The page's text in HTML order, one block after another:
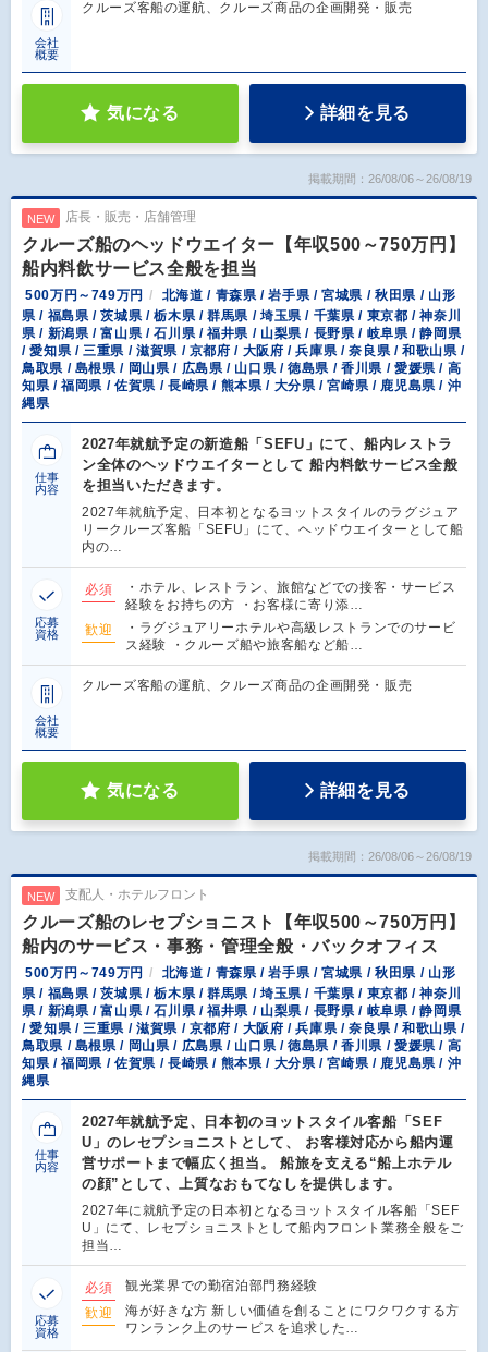
会社
概要
クルーズ客船の運航、クルーズ商品の企画開発・販売
気になる 詳細を見る
掲載期間：26/08/06～26/08/19
NEW 店長・販売・店舗管理
クルーズ船のヘッドウエイター【年収500～750万円】
船内料飲サービス全般を担当
500万円～749万円
北海道 / 青森県 / 岩手県 / 宮城県 / 秋田県 / 山形
県 / 福島県 / 茨城県 / 栃木県 / 群馬県 / 埼玉県 / 千葉県 / 東京都 / 神奈川
県 / 新潟県 / 富山県 / 石川県 / 福井県 / 山梨県 / 長野県 / 岐阜県 / 静岡県
/ 愛知県 / 三重県 / 滋賀県 / 京都府 / 大阪府 / 兵庫県 / 奈良県 / 和歌山県 /
鳥取県 / 島根県 / 岡山県 / 広島県 / 山口県 / 徳島県 / 香川県 / 愛媛県 / 高
知県 / 福岡県 / 佐賀県 / 長崎県 / 熊本県 / 大分県 / 宮崎県 / 鹿児島県 / 沖
縄県
仕事
内容
2027年就航予定の新造船「SEFU」にて、船内レストラ
ン全体のヘッドウエイターとして 船内料飲サービス全般
を担当いただきます。
2027年就航予定、日本初となるヨットスタイルのラグジュア
リークルーズ客船「SEFU」にて、ヘッドウエイターとして船
内の…
応募
資格
必須
・ホテル、レストラン、旅館などでの接客・サービス
経験をお持ちの方 ・お客様に寄り添…
歓迎
・ラグジュアリーホテルや高級レストランでのサービ
ス経験 ・クルーズ船や旅客船など船…
会社
概要
クルーズ客船の運航、クルーズ商品の企画開発・販売
気になる 詳細を見る
掲載期間：26/08/06～26/08/19
NEW 支配人・ホテルフロント
クルーズ船のレセプショニスト【年収500～750万円】
船内のサービス・事務・管理全般・バックオフィス
500万円～749万円
北海道 / 青森県 / 岩手県 / 宮城県 / 秋田県 / 山形
県 / 福島県 / 茨城県 / 栃木県 / 群馬県 / 埼玉県 / 千葉県 / 東京都 / 神奈川
県 / 新潟県 / 富山県 / 石川県 / 福井県 / 山梨県 / 長野県 / 岐阜県 / 静岡県
/ 愛知県 / 三重県 / 滋賀県 / 京都府 / 大阪府 / 兵庫県 / 奈良県 / 和歌山県 /
鳥取県 / 島根県 / 岡山県 / 広島県 / 山口県 / 徳島県 / 香川県 / 愛媛県 / 高
知県 / 福岡県 / 佐賀県 / 長崎県 / 熊本県 / 大分県 / 宮崎県 / 鹿児島県 / 沖
縄県
仕事
内容
2027年就航予定、日本初のヨットスタイル客船「SEF
U」のレセプショニストとして、 お客様対応から船内運
営サポートまで幅広く担当。 船旅を支える“船上ホテル
の顔”として、上質なおもてなしを提供します。
2027年に就航予定の日本初となるヨットスタイル客船「SEF
U」にて、レセプショニストとして船内フロント業務全般をご
担当…
応募
資格
必須
観光業界での勤宿泊部門務経験
歓迎
海が好きな方 新しい価値を創ることにワクワクする方
ワンランク上のサービスを追求した…